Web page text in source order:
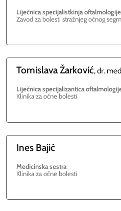
Liječnica specijalistkinja oftalmologije
Zavod za bolesti stražnjeg očnog
TomislavaŽarković, dr.
Liječnica specijalizantica
Klinika za očne bolesti
Ines Bajić
Medicinska sestra
Klinika za očne bolesti